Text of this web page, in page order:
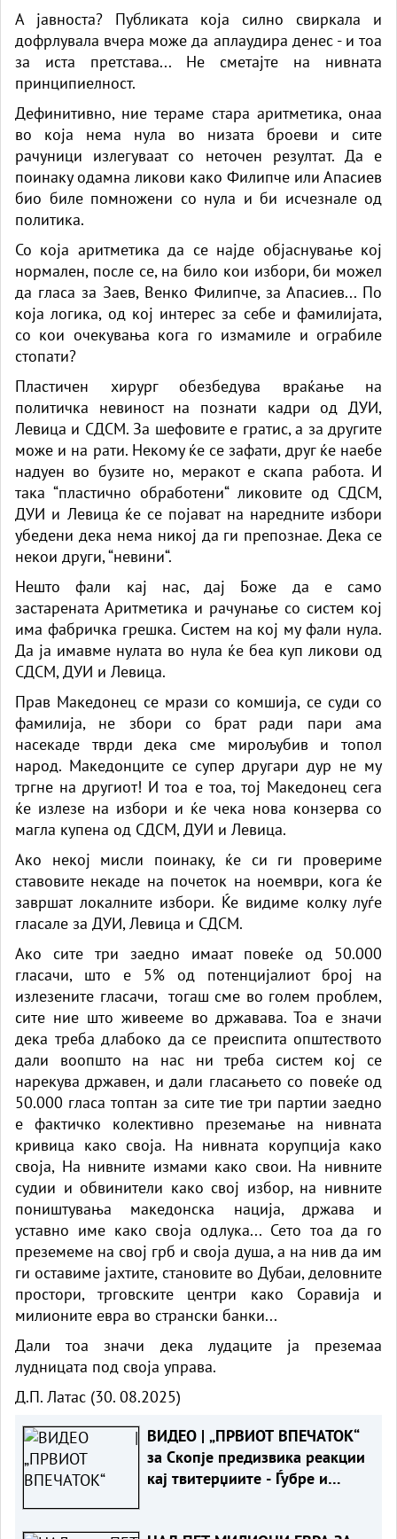
А јавноста? Публиката која силно свиркала и
дофрлувала вчера може да аплаудира денес - и тоа
за иста претстава... Не сметајте на нивната
принципиелност.
Дефинитивно, ние тераме стара аритметика, онаа
во која нема нула во низата броеви и сите
рачуници излегуваат со неточен резултат. Да е
поинаку одамна ликови како Филипче или Апасиев
био биле помножени со нула и би исчезнале од
политика.
Со која аритметика да се најде објаснување кој
нормален, после се, на било кои избори, би можел
да гласа за Заев, Венко Филипче, за Апасиев... По
која логика, од кој интерес за себе и фамилијата,
со кои очекувања кога го измамиле и ограбиле
стопати?
Пластичен хирург обезбедува враќање на
политичка невиност на познати кадри од ДУИ,
Левица и СДСМ. За шефовите е гратис, а за другите
може и на рати. Некому ќе се зафати, друг ќе наебе
надуен во бузите но, меракот е скапа работа. И
така “пластично обработени“ ликовите од СДСМ,
ДУИ и Левица ќе се појават на наредните избори
убедени дека нема никој да ги препознае. Дека се
некои други, “невини“.
Нешто фали кај нас, дај Боже да е само
застарената Аритметика и рачунање со систем кој
има фабричка грешка. Систем на кој му фали нула.
Да ја имавме нулата во нула ќе беа куп ликови од
СДСМ, ДУИ и Левица.
Прав Македонец се мрази со комшија, се суди со
фамилија, не збори со брат ради пари ама
насекаде тврди дека сме мирољубив и топол
народ. Македонците се супер другари дур не му
тргне на другиот! И тоа е тоа, тој Македонец сега
ќе излезе на избори и ќе чека нова конзерва со
магла купена од СДСМ, ДУИ и Левица.
Ако некој мисли поинаку, ќе си ги провериме
ставовите некаде на почеток на ноември, кога ќе
завршат локалните избори. Ќе видиме колку луѓе
гласале за ДУИ, Левица и СДСМ.
Ако сите три заедно имаат повеќе од 50.000
гласачи, што е 5% од потенцијалиот број на
излезените гласачи, тогаш сме во голем проблем,
сите ние што живееме во државава. Тоа е значи
дека треба длабоко да се преиспита општеството
дали воопшто на нас ни треба систем кој се
нарекува државен, и дали гласањето со повеќе од
50.000 гласа топтан за сите тие три партии заедно
е фактичко колективно преземање на нивната
кривица како своја. На нивната корупција како
своја, На нивните измами како свои. На нивните
судии и обвинители како свој избор, на нивните
поништувања македонска нација, држава и
уставно име како своја одлука... Сето тоа да го
преземеме на свој грб и своја душа, а на нив да им
ги оставиме јахтите, становите во Дубаи, деловните
простори, трговските центри како Соравија и
милионите евра во странски банки...
Дали тоа значи дека лудаците ја преземаа
лудницата под своја управа.
Д.П. Латас (30. 08.2025)
ВИДЕО | „ПРВИОТ ВПЕЧАТОК“
за Скопје предизвика реакции
кај твитерџиите - Ѓубре и